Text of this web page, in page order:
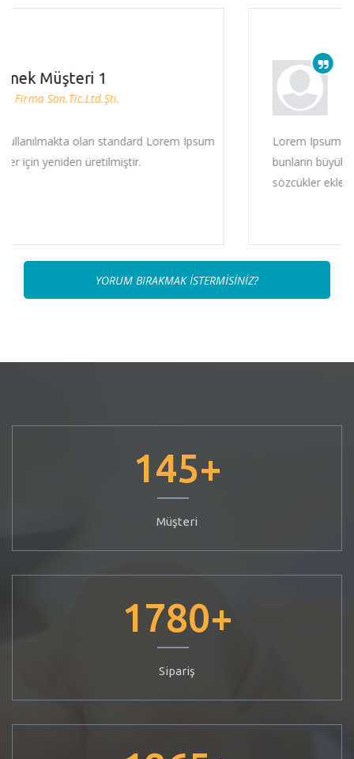
Lorem Ipsum pasajlarının birçok çeşitlemesi vardır.
bunların büyük bir çoğunluğu mizah katılarak veya
YORUM BIRAKMAK İSTERMİSİNİZ?
145+
Müşteri
1780+
Sipariş